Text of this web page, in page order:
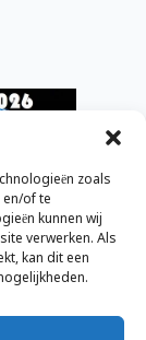
zoals
of te
kunnen wij
verwerken. Als
kan dit een